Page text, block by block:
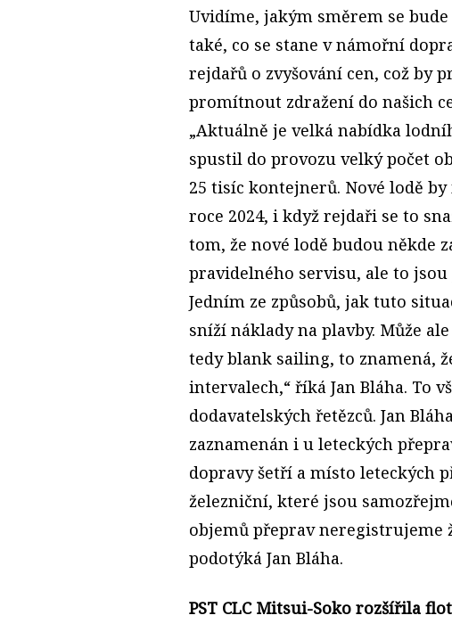
Uvidíme, jakým směrem se
také, co se stane v námořní
rejdařů o zvyšování cen, což by
promítnout zdražení do našich
„Aktuálně je velká nabídka
spustil do provozu velký počet
25 tisíc kontejnerů. Nové lodě
roce 2024, i když rejdaři se to
tom, že nové lodě budou někde
pravidelného servisu, ale to
Jedním ze způsobů, jak tuto
sníží náklady na plavby. Může
tedy blank sailing, to znamená,
intervalech,“ říká Jan Bláha. To
dodavatelských řetězců. Jan
zaznamenán i u leteckých
dopravy šetří a místo leteckých
železniční, které jsou
objemů přeprav neregistrujeme
podotýká Jan Bláha.
PST CLC Mitsui-Soko rozšířila